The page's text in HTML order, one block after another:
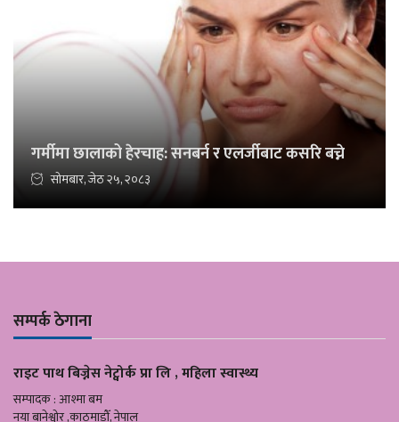
गर्मीमा छालाको हेरचाह: सनबर्न र एलर्जीबाट कसरि बच्ने
सोमबार, जेठ २५, २०८३
सम्पर्क ठेगाना
राइट पाथ बिज्नेस नेट्वोर्क प्रा लि , महिला स्वास्थ्य
सम्पादक : आश्मा बम
नया बानेश्वोर ,काठमाडौँ, नेपाल